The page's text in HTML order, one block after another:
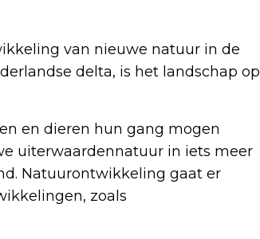
van nieuwe natuur in de
delta, is het landschap op
en dieren hun gang mogen
uiterwaardennatuur in iets meer
Natuurontwikkeling gaat er
zoals